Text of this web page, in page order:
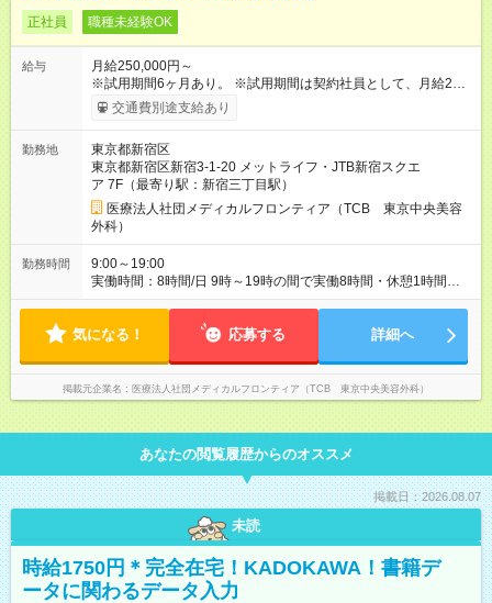
正社員 職種未経験OK
給与
月給250,000円～
※試用期間6ヶ月あり。 ※試用期間は契約社員として、月給22万
円＋各種手当となります。 ※想定年収には賞与+インセンティブ
を含みます。 ◆残業手当は1分単位で全額支給 【試用期間】試用
時と異なる部分があります。 雇用形態：中途採用（契約社員）
給与：月給 220,000円以上
交通費別途支給あり
勤務地
東京都新宿区
東京都新宿区新宿3-1-20 メットライフ・JTB新宿スクエ
ア 7F（最寄り駅：新宿三丁目駅）
医療法人社団メディカルフロンティア（TCB 東京中央美容
外科）
勤務時間
9:00～19:00
実働時間：8時間/日 9時～19時の間で実働8時間・休憩1時間
【残業ほぼ無し！】 残業月平均3時間のため、ほぼ毎日定時で退
気になる！ 応募する 詳細へ
掲載元企業名 医療法人社団メディカルフロンティア（TCB 東京中央美容外科）
あなたの閲覧履歴からのオススメ
掲載日：2026.08.07
未読
時給1750円＊完全在宅！KADOKAWA！書籍デ
ータに関わるデータ入力